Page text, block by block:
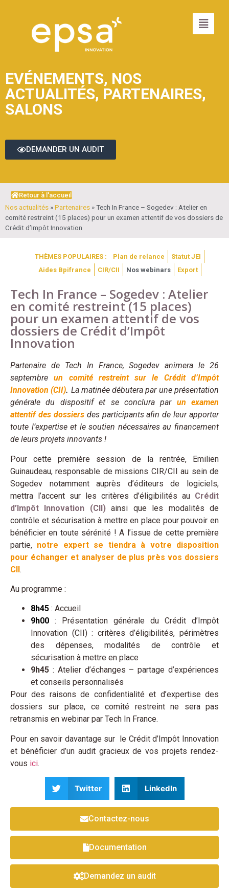
EVÉNEMENTS, NOS
ACTUALITÉS, PARTENAIRES,
SALONS
DEMANDER UN AUDIT
Retour à l'accueil
Nos actualités »Partenaires »Tech In France – Sogedev : Atelier en
comité restreint (15 places) pour un examen attentif de vos dossiers de
Crédit d’Impôt Innovation
THÈMES POPULAIRES : Plan de relance
Statut JEI
Aides Bpifrance
CIR/CII Nos webinars Export
Tech In France – Sogedev : Atelier
en comité restreint (15 places)
pour un examen attentif de vos
dossiers de Crédit d’Impôt
Innovation
Partenaire de Tech In France, Sogedev animera le 26
septembreun comité restreint sur le Crédit d’Impôt
Innovation (CII). La matinée débutera par une présentation
générale du dispositif et se conclura par un examen
attentif des dossiersdes participants afin de leur apporter
toute l’expertise et le soutien nécessaires au financement
de leurs projets innovants !
Pour cette première session de la rentrée, Emilien
Guinaudeau, responsable de missions CIR/CII au sein de
Sogedev notamment auprès d’éditeurs de logiciels,
mettra l’accent sur les critères d’éligibilités au Crédit
d’Impôt Innovation (CII)ainsi que les modalités de
contrôle et sécurisation à mettre en place pour pouvoir en
bénéficier en toute sérénité ! A l’issue de cette première
partie, notre expert se tiendra à votre disposition
pour échanger et analyser de plus près vos dossiers
CII.
Au programme :
8h45 : Accueil
9h00 : Présentation générale du Crédit d’Impôt
Innovation (CII) : critères d’éligibilités, périmètres
des dépenses, modalités de contrôle et
sécurisation à mettre en place
9h45 : Atelier d’échanges – partage d’expériences
et conseils personnalisés
Pour des raisons de confidentialité et d’expertise des
dossiers sur place, ce comité restreint ne sera pas
retransmis en webinar par Tech In France.
Pour en savoir davantage sur le Crédit d’Impôt Innovation
et bénéficier d’un audit gracieux de vos projets rendez-
vous ici.
Twitter LinkedIn
Contactez-nous
Documentation
Demandez un audit